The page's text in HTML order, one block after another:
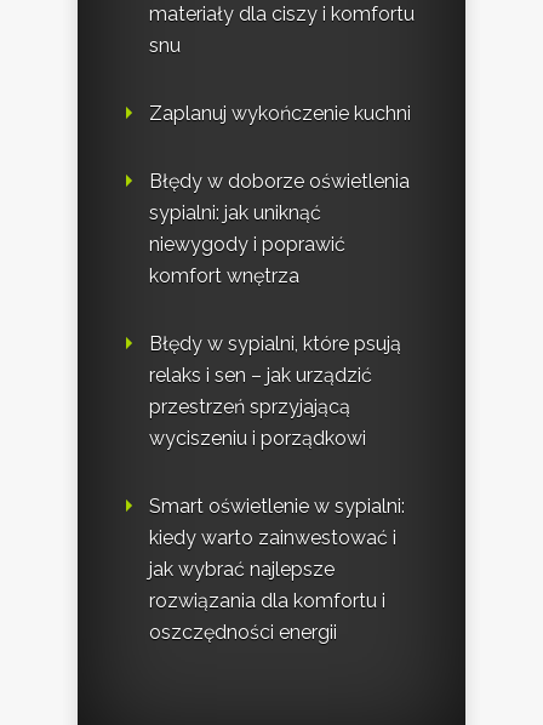
materiały dla ciszy i komfortu
snu
Zaplanuj wykończenie kuchni
Błędy w doborze oświetlenia
sypialni: jak uniknąć
niewygody i poprawić
komfort wnętrza
Błędy w sypialni, które psują
relaks i sen – jak urządzić
przestrzeń sprzyjającą
wyciszeniu i porządkowi
Smart oświetlenie w sypialni:
kiedy warto zainwestować i
jak wybrać najlepsze
rozwiązania dla komfortu i
oszczędności energii